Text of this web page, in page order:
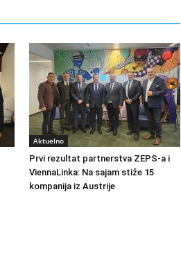
Aktuelno
Prvi rezultat partnerstva ZEPS-a i
ViennaLinka: Na sajam stiže 15
kompanija iz Austrije